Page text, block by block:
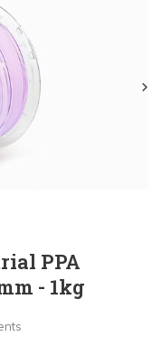
PPA
- 1kg